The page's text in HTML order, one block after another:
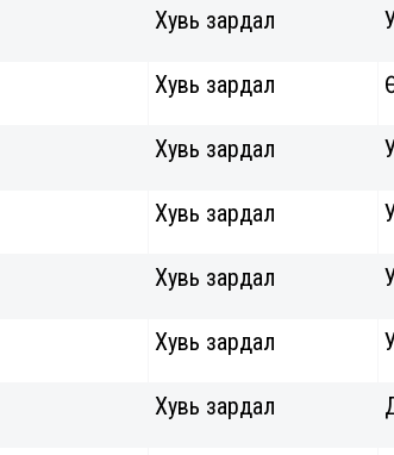
Хувь зардал
Хувь зардал
Хувь зардал
Хувь зардал
Хувь зардал
Хувь зардал
Хувь зардал